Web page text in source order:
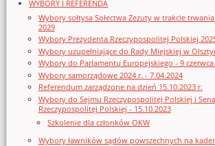
WYBORY I REFERENDA
Wybory sołtysa Sołectwa Zezuty w trakcie
2029
Wybory Prezydenta Rzeczypospolitej Polskiej
Wybory uzupełniające do Rady Miejskiej w
Wybory do Parlamentu Europejskiego - 9 czerwca
Wybory samorządowe 2024 r. - 7.04.2024
Referendum zarządzone na dzień 15.10.2023 r.
Wybory do Sejmu Rzeczypospolitej Polskiej i
Rzeczypospolitej Polskiej - 15.10.2023
Szkolenie dla członków OKW
Wybory ławników sądów powszechnych na